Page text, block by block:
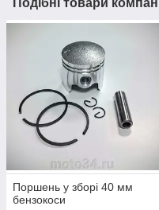
Подібні товари
Поршень у зборі 40 мм
бензокоси